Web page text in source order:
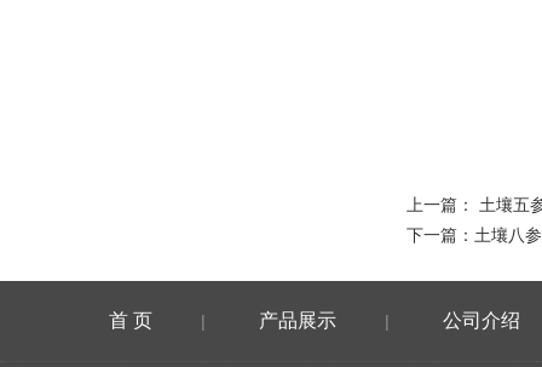
上一篇： 土壤五
下一篇： 土壤八
首 页 | 产品展示 | 公司介绍